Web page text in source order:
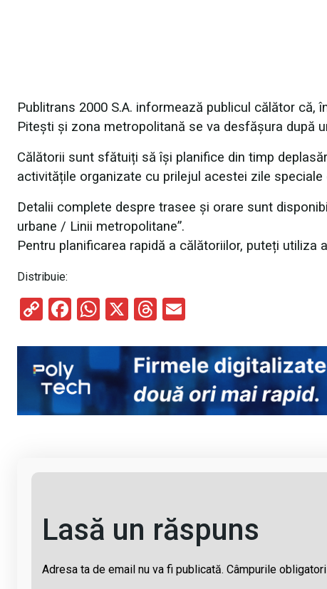
Publitrans 2000 S.A. informează publicul călător că,
Pitești și zona metropolitană se va desfășura după
Călătorii sunt sfătuiți să își planifice din timp
activitățile organizate cu prilejul acestei zile speciale
Detalii complete despre trasee și orare sunt
urbane / Linii metropolitane”.
Pentru planificarea rapidă a călătoriilor, puteți utiliza
Distribuie:
C
py
Li
n
k
F
ce
b
o
o
W
at
s
A
p
X
T
e
a
d
s
ail
Lasă un răspuns
Adresa ta de email nu va fi publicată. Câmpurile